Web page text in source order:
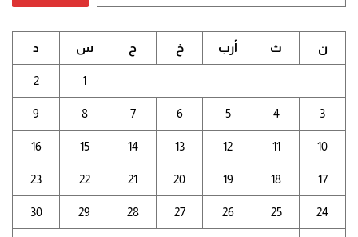
ن ث أرب خ ج س د
1
2
3
4
5
6
7
8
9
10
11
12
13
14
15
16
17
18
19
20
21
22
23
24
25
26
27
28
29
30